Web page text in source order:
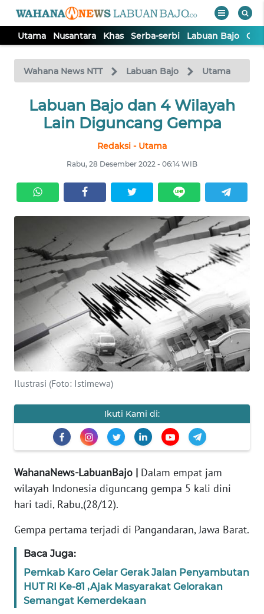
Utama Nusantara Khas Serba-serbi Labuan Bajo
Wahana News NTT Labuan Bajo Utama
Labuan Bajo dan 4 Wilayah
Lain Diguncang Gempa
Redaksi - Utama
Rabu, 28 Desember 2022 - 06:14 WIB
Ilustrasi (Foto: Istimewa)
Ikuti Kami di:
WahanaNews-LabuanBajo | Dalam empat jam
wilayah Indonesia diguncang gempa 5 kali dini
hari tadi, Rabu,(28/12).
Gempa pertama terjadi di Pangandaran, Jawa Barat.
Baca Juga:
Pemkab Karo Gelar Gerak Jalan Penyambutan
HUT RI Ke-81 ,Ajak Masyarakat Gelorakan
Semangat Kemerdekaan
TV
Tutup
UTAMA
SERBA-
SERBI
LABUAN
BAJO
OPINI
Informasi
INDEKS
BERITA
IKLAN
TENTANG
KAMI
PEDOMAN
MEDIA
SIBER
REDAKSI